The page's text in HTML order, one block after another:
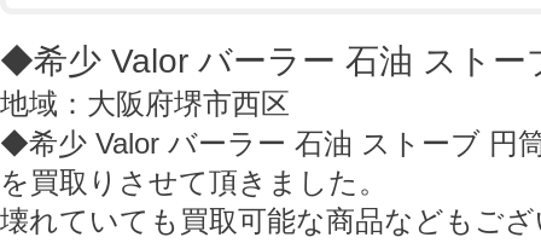
◆希少 Valor バーラー 石油 ストー
地域：大阪府堺市西区
◆希少 Valor バーラー 石油 ストーブ 円
を買取りさせて頂きました。
壊れていても買取可能な商品などもご